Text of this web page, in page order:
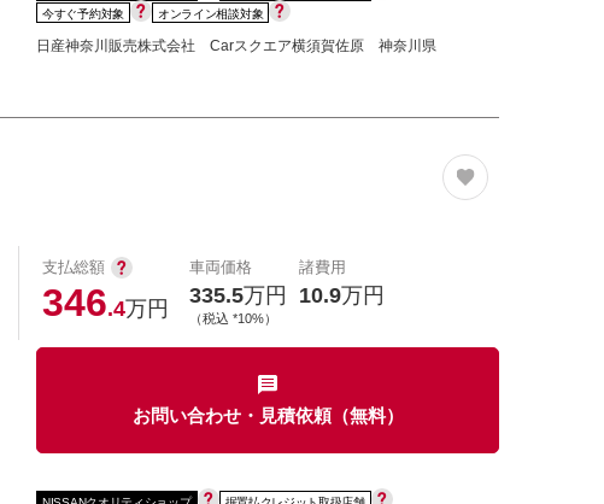
今すぐ予約対象
オンライン相談対象
日産神奈川販売株式会社 Carスクエア横須賀佐原 神奈川県
支払総額
346.4万円
車両価格
335.5万円
（税込 *10%）
諸費用
10.9万円
お問い合わせ・見積依頼（無料）